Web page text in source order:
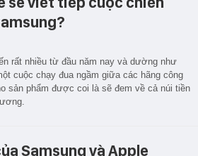
rất nhiều từ đầu năm nay và dường như
cuộc chạy đua ngầm giữa các hãng công
sản phẩm được coi là sẽ đem về cả núi tiền
Samsung và Apple